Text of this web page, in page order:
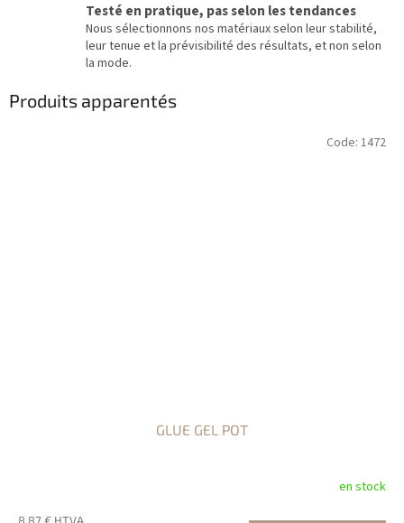
Testé en pratique, pas selon les tendances
Nous sélectionnons nos matériaux selon leur stabilité,
leur tenue et la prévisibilité des résultats, et non selon
la mode.
Produits apparentés
GLUE GEL POT
en stock
Code: 1472